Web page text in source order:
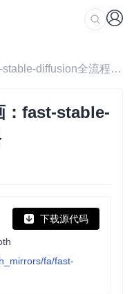
/ 3步实现无水印AI绘画：fast-stable-diffusion全流程攻略
：fast-stable-
下载源代码
fa/fast-